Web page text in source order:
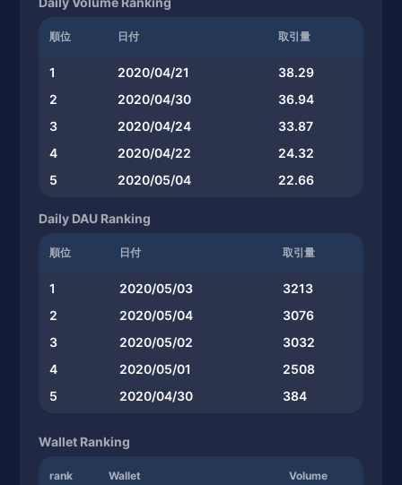
順位 日付 取引量
1 2020/04/21
38.29
2
2020/04/30
36.94
3
2020/04/24
33.87
4
2020/04/22
24.32
5
2020/05/04 22.66
Daily DAU Ranking
順位 日付 取引量
1 2020/05/03
3213
2
2020/05/04
3076
3
2020/05/02
3032
4
2020/05/01
2508
5
2020/04/30 384
Wallet Ranking
rank Wallet Volume